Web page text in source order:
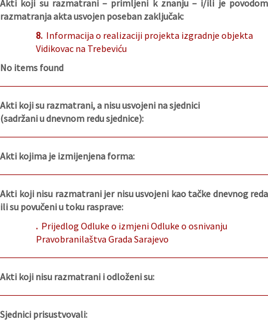
Akti koji su razmatrani – primljeni k znanju – i/ili je povodom
razmatranja akta usvojen poseban zaključak:
8. Informacija o realizaciji projekta izgradnje objekta
Vidikovac na Trebeviću
No items found
Akti koji su razmatrani, a nisu usvojeni na sjednici
(sadržani u dnevnom redu sjednice):
Akti kojima je izmijenjena forma:
Akti koji nisu razmatrani jer nisu usvojeni kao tačke dnevnog reda
ili su povučeni u toku rasprave:
. Prijedlog Odluke o izmjeni Odluke o osnivanju
Pravobranilaštva Grada Sarajevo
Akti koji nisu razmatrani i odloženi su:
Sjednici prisustvovali: